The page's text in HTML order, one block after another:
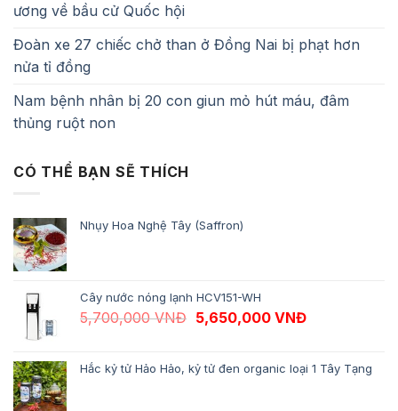
ương về bầu cử Quốc hội
Đoàn xe 27 chiếc chở than ở Đồng Nai bị phạt hơn
nửa tỉ đồng
Nam bệnh nhân bị 20 con giun mỏ hút máu, đâm
thủng ruột non
CÓ THỂ BẠN SẼ THÍCH
Nhụy Hoa Nghệ Tây (Saffron)
Cây nước nóng lạnh HCV151-WH
5,700,000VNĐ Giá gốc là: 5,700,000 VNĐ.
5,650,000 VNĐGiá hiện tại
Hắc kỷ tử Hảo Hảo, kỷ tử đen organic loại 1 Tây Tạng